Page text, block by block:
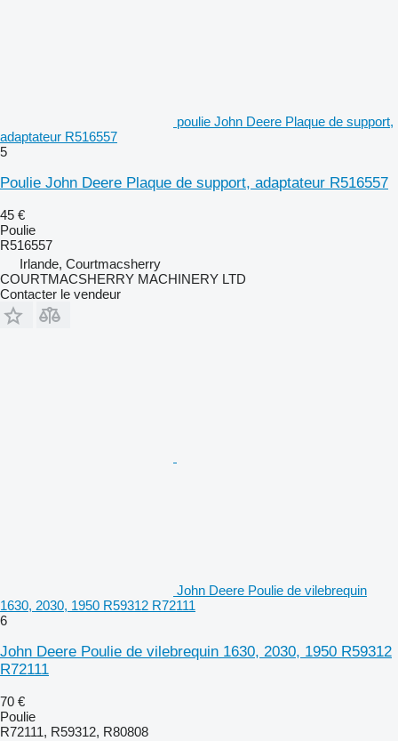
poulie John Deere Plaque de support,
adaptateur R516557
5
Poulie John Deere Plaque de support, adaptateur R516557
45 €
Poulie
R516557
Irlande, Courtmacsherry
COURTMACSHERRY MACHINERY LTD
Contacter le vendeur
John Deere Poulie de vilebrequin
1630, 2030, 1950 R59312 R72111
6
John Deere Poulie de vilebrequin 1630, 2030, 1950 R59312
R72111
70 €
Poulie
R72111, R59312, R80808